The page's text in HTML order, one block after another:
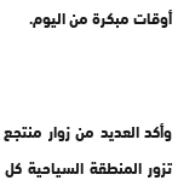
أوقات مبكرة من اليوم.
وأكد العديد من زوار
تزور المنطقة السياحية